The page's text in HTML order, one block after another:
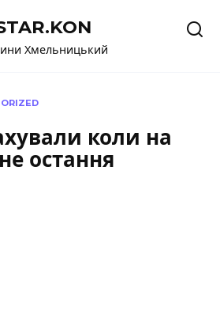
Хмельницький
коли на
остання